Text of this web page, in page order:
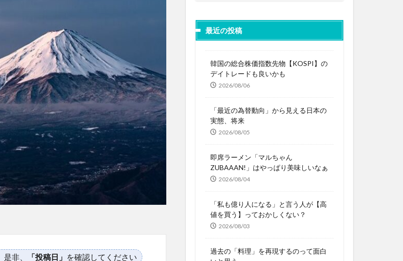
非、 「投稿日」 を確認してください
最近の投稿
韓国の総合株価指数先物【KOSPI】の
デイトレードも良いかも
2026/08/06
「最近の為替動向」から見える日本の
実態、将来
2026/08/05
即席ラーメン「マルちゃん
ZUBAAAN!」はやっぱり美味しいなぁ
2026/08/04
「私も億り人になる」と言う人が【高
値を買う】っておかしくない？
2026/08/03
過去の「料理」を再現するのって面白